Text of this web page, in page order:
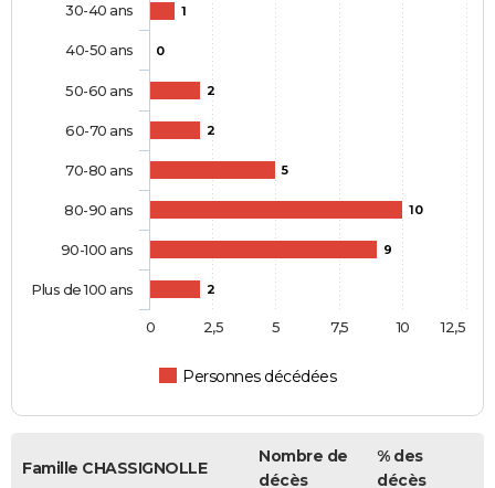
1
0
2
2
5
10
9
2
Personnes décédées
30-40 ans
40-50 ans
50-60 ans
60-70 ans
70-80 ans
80-90 ans
90-100 ans
Plus de 100 ans
0 10
2,5 5 7,5 12,5
Famille CHASSIGNOLLE
Nombre de
décès
% des
décès